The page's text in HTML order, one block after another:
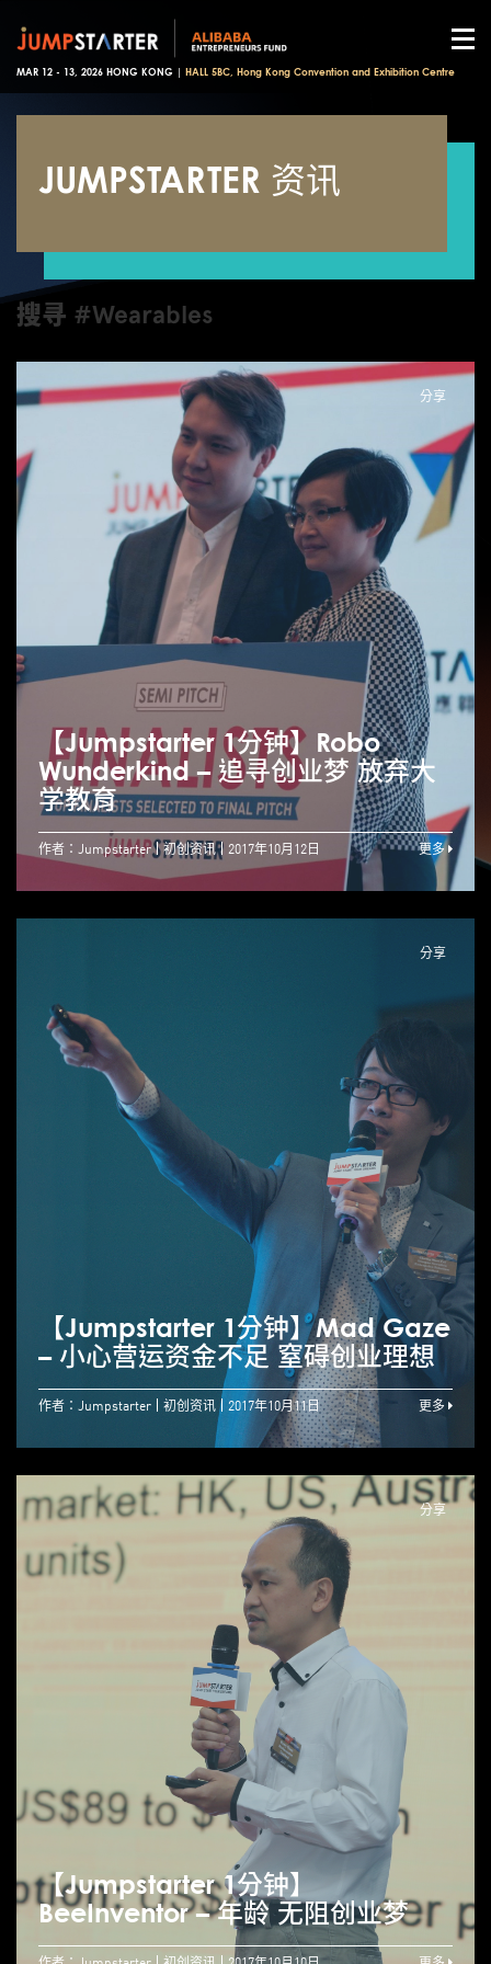
MAR 12 - 13, 2026 HONG KONG | HALL 5BC, Hong Kong Convention and Exhibition Centre
JUMPSTARTER 资讯
搜寻 #Wearables
分享
【Jumpstarter 1分钟】Robo
Wunderkind – 追寻创业梦 放弃大
学教育
作者：Jumpstarter 初创资讯 2017年10月12日 更多
分享
【Jumpstarter 1分钟】Mad Gaze
– 小心营运资金不足 窒碍创业理想
作者：Jumpstarter 初创资讯 2017年10月11日 更多
分享
【Jumpstarter 1分钟】
BeeInventor – 年龄 无阻创业梦